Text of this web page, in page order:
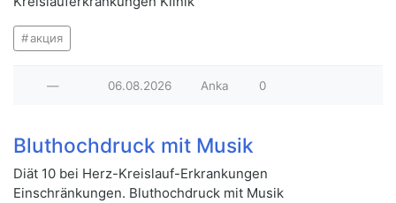
акция
— 06.08.2026 Anka 0
Bluthochdruck mit Musik
Diät 10 bei Herz-Kreislauf-Erkrankungen
Einschränkungen. Bluthochdruck mit Musik